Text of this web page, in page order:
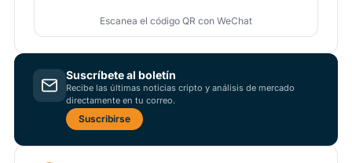
Escanea el código QR con WeChat
Suscríbete al boletín
Recibe las últimas noticias cripto y análisis de mercado
directamente en tu correo.
Suscribirse